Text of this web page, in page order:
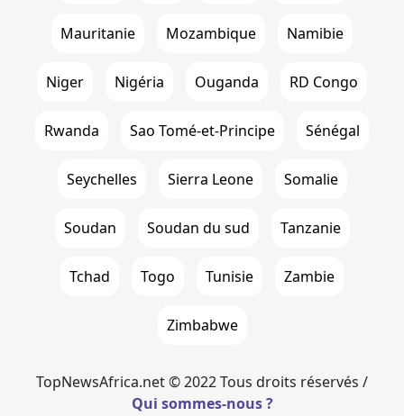
Mauritanie Mozambique Namibie
Niger Nigéria Ouganda RD Congo
Rwanda Sao Tomé-et-Principe Sénégal
Seychelles Sierra Leone Somalie
Soudan Soudan du sud Tanzanie
Tchad Togo Tunisie Zambie
Zimbabwe
TopNewsAfrica.net © 2022 Tous droits réservés /
Qui sommes-nous ?